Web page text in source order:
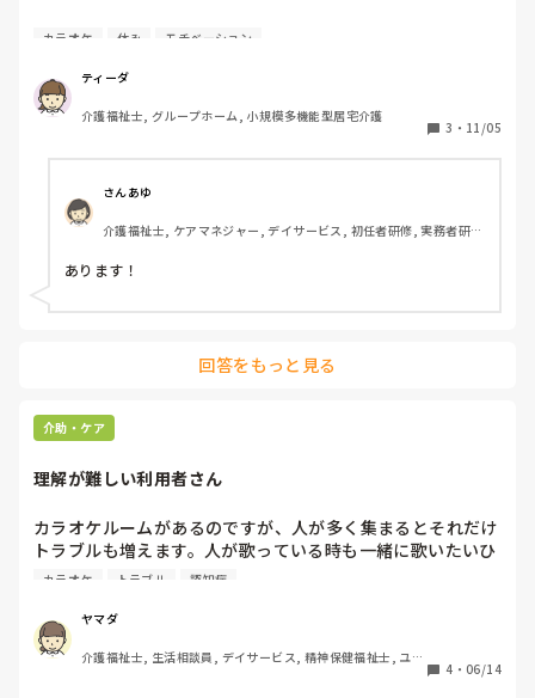
私は未体験で興味はあるのですが
思いっきりストレス発散した事はありますか？
カラオケ 休み モチベーション
ティーダ
介護福祉士, グループホーム, 小規模多機能型居宅介護
3 ・ 11/05
さんあゆ
介護福祉士, ケアマネジャー, デイサービス, 初任者研修, 実務者研
あります！
回答をもっと見る
介助・ケア
理解が難しい利用者さん
カラオケルームがあるのですが、人が多く集まるとそれだけ
トラブルも増えます。人が歌っている時も一緒に歌いたいひ
とと、聞いていたい人です。自分が歌っている時は歌って欲
が全部を叶えることは難しいです。中には全部だいたい大声
で歌う方もいて、他の方に聞いていた方がいいですよと言わ
れ、怒っていました。認知が酷く、理解が難しい上怒りっぽ
カラオケ トラブル 認知症
ヤマダ
介護福祉士, 生活相談員, デイサービス, 精神保健福祉士, ユニ
4 ・ 06/14